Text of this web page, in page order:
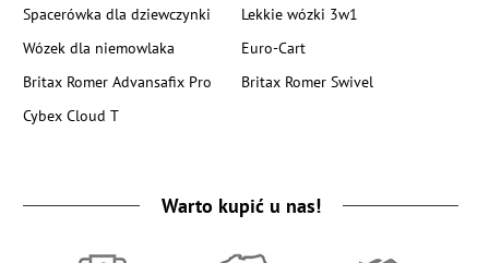
Spacerówka dla dziewczynki
Lekkie wózki 3w1
Wózek dla niemowlaka
Euro-Cart
Britax Romer Advansafix Pro
Britax Romer Swivel
Cybex Cloud T
Warto kupić u nas!